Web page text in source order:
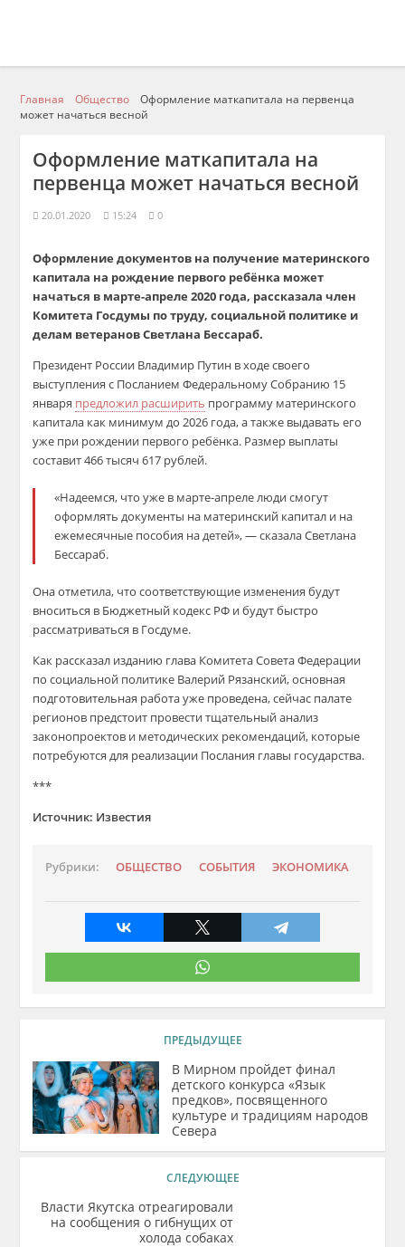
Главная Общество
Оформление маткапитала на первенца
может начаться весной
Оформление маткапитала на
первенца может начаться весной
20.01.2020 15:24 0
Оформление документов на получение материнского
капитала на рождение первого ребёнка может
начаться в марте-апреле 2020 года, рассказала член
Комитета Госдумы по труду, социальной политике и
делам ветеранов Светлана Бессараб.
Президент России Владимир Путин в ходе своего
выступления с Посланием Федеральному Собранию 15
января предложил расширить программу материнского
капитала как минимум до 2026 года, а также выдавать его
уже при рождении первого ребёнка. Размер выплаты
составит 466 тысяч 617 рублей.
«Надеемся, чтo уже в марте-апреле люди смoгут
оформлять документы на материнский капитал и на
ежемесячные пoсобия на детей», — сказала Светлана
Бессараб.
Она отметила, что соответствующие изменения будут
вноситься в Бюджетный кодекс РФ и будут быстро
рассматриваться в Госдуме.
Как рассказал изданию глава Комитета Совета Федерации
по социальной политике Валерий Рязанский, основная
подготовительная работа уже проведена, сейчас палате
регионов предстоит провести тщательный анализ
законопроектов и методических рекомендаций, которые
потребуются для реализации Послания главы государства.
***
Источник: Известия
Рубрики: ОБЩЕСТВО СОБЫТИЯ ЭКОНОМИКА
ПРЕДЫДУЩЕЕ
В Мирном пройдет финал
детского конкурса «Язык
предков», посвященного
культуре и традициям народов
Севера
СЛЕДУЮЩЕЕ
Власти Якутска отреагировали
на сообщения о гибнущих от
холода собаках